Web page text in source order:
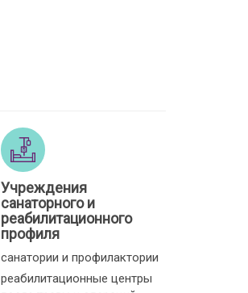
Учреждения
санаторного и
реабилитационного
профиля
санатории и профилактории
реабилитационные центры